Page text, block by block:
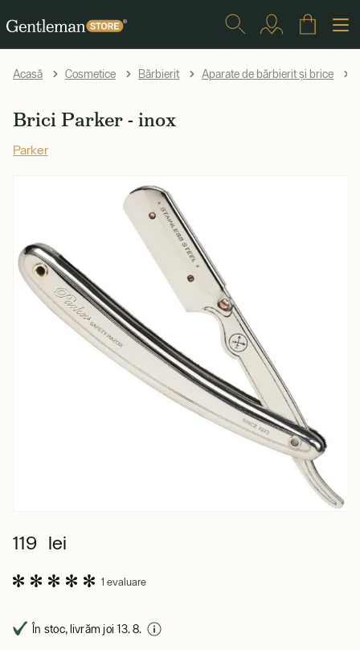
Acasă Cosmetice Bărbierit Aparate de bărbierit și brice
Brici Parker - inox
Parker
119 lei
1 evaluare
În stoc, livrăm joi 13. 8.